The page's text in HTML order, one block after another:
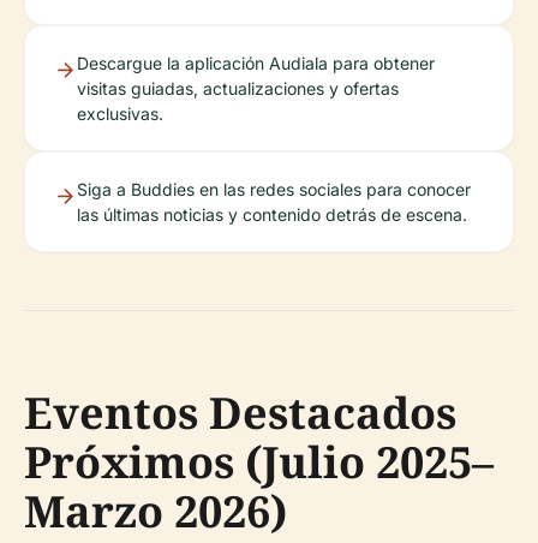
Descargue la aplicación Audiala para obtener
visitas guiadas, actualizaciones y ofertas
exclusivas.
Siga a Buddies en las redes sociales para conocer
las últimas noticias y contenido detrás de escena.
Eventos Destacados
Próximos (Julio 2025–
Marzo 2026)